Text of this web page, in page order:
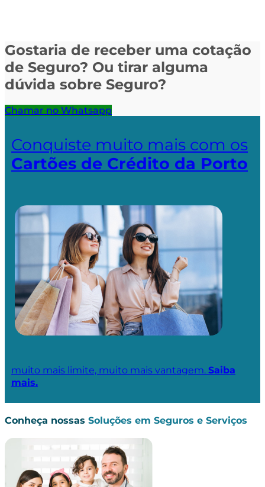
Gostaria de receber uma cotação
de Seguro? Ou tirar alguma
dúvida sobre Seguro?
Chamar no Whatsapp
Conquiste muito mais com os
Cartões de Crédito da Porto
muito mais limite, muito mais vantagem. Saiba
mais.
Conheça nossas Soluções em Seguros e Serviços